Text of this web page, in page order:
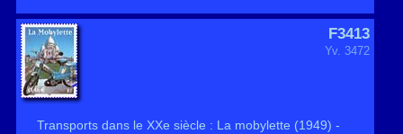
F3413
Yv. 3472
Transports dans le XXe siècle : La mobylette (1949) -